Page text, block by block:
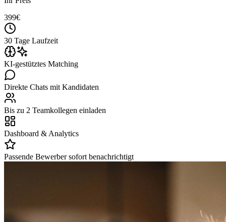
399€
30 Tage Laufzeit
KI-gestütztes Matching
Direkte Chats mit Kandidaten
Bis zu 2 Teamkollegen einladen
Dashboard & Analytics
Passende Bewerber sofort benachrichtigt